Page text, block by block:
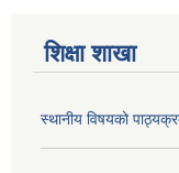
शिक्षा शाखा
स्थानीय विषयको